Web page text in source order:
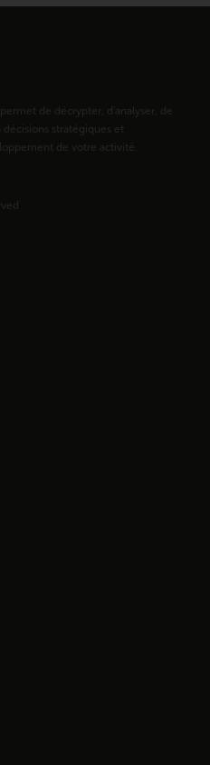
de décrypter, d’analyser, de
décisions stratégiques et
de votre activité.